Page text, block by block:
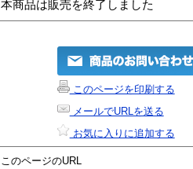
本商品は販売を終了しました
このページを印刷する
メールでURLを送る
お気に入りに追加する
このページのURL